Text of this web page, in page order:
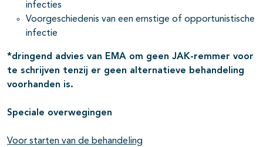
infecties
Voorgeschiedenis van een ernstige of opportunistische
infectie
*dringend advies van EMA om geen JAK-remmer voor
te schrijven tenzij er geen alternatieve behandeling
voorhanden is.
Speciale overwegingen
Voor starten van de behandeling